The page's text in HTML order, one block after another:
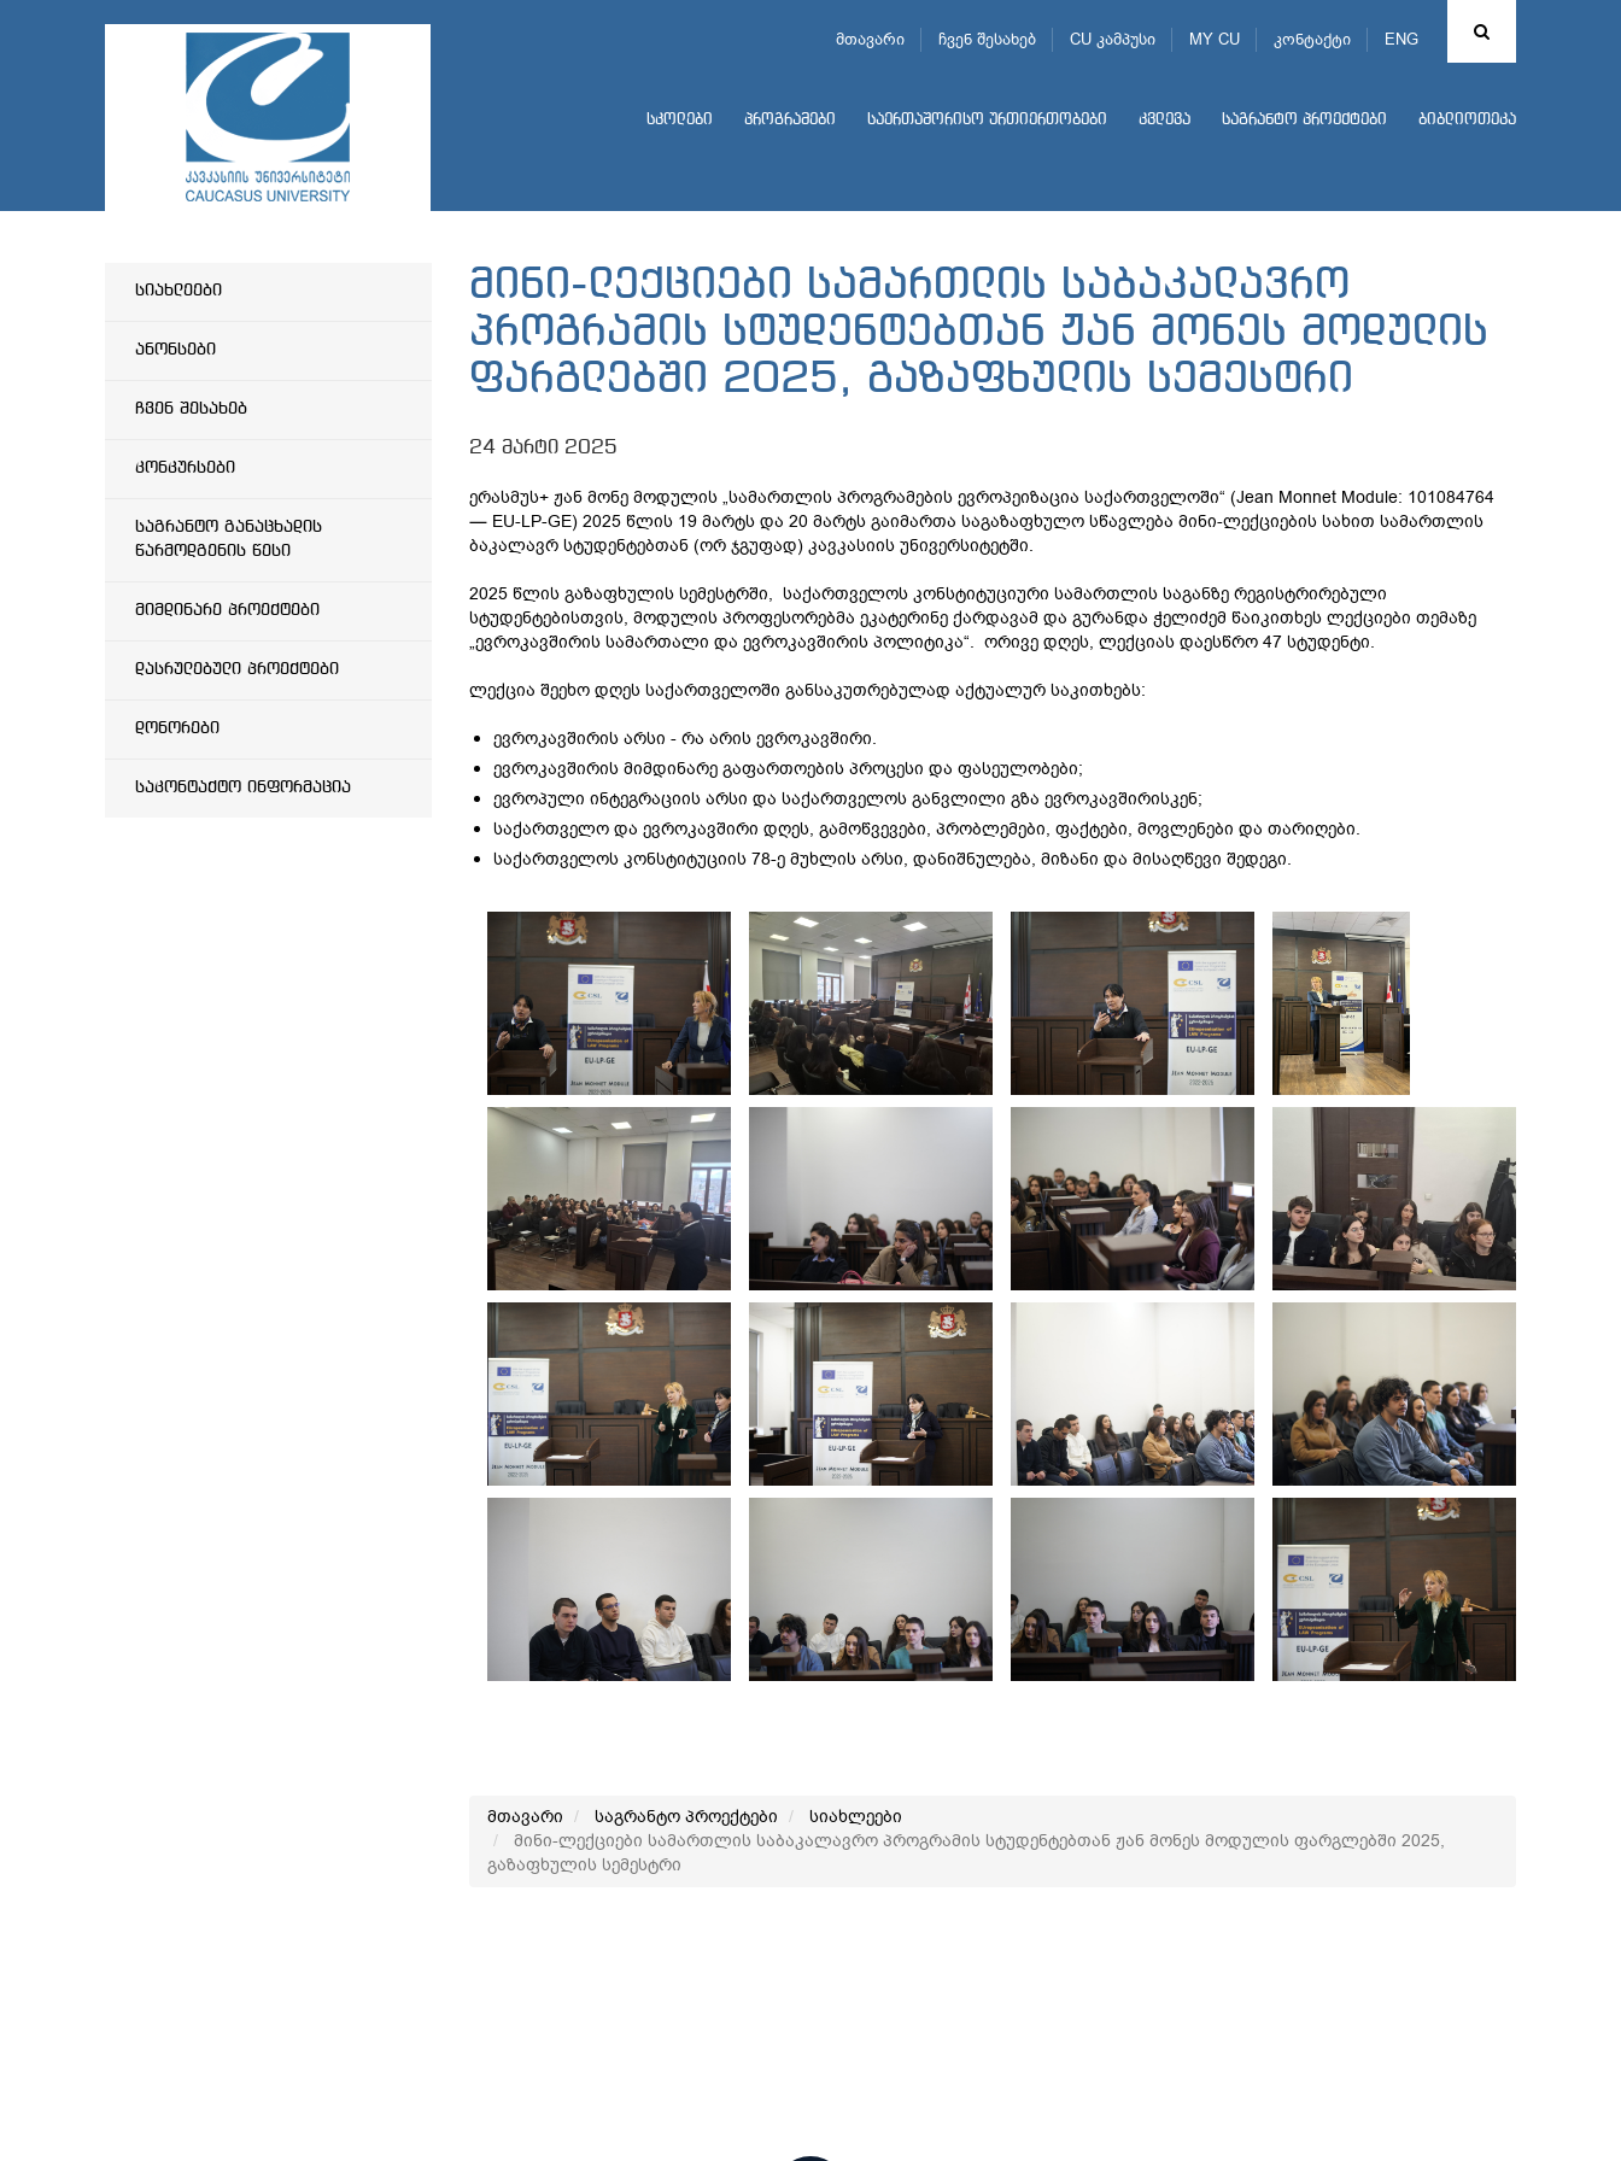
ENG
მთავარი ჩვენ შესახებ CU კამპუსი MY CU კონტაქტი
სკოლები პროგრამები საერთაშორისო ურთიერთობები კვლევა საგრანტო პროექტები ბიბლიოთეკა
სიახლეები
ანონსები
ჩვენ შესახებ
კონკურსები
საგრანტო განაცხადის
წარმოდგენის წესი
მიმდინარე პროექტები
დასრულებული პროექტები
დონორები
საკონტაქტო ინფორმაცია
მინი-ლექციები სამართლის საბაკალავრო
პროგრამის სტუდენტებთან ჟან მონეს მოდულის
ფარგლებში 2025, გაზაფხულის სემესტრი
24 მარტი 2025
ერასმუს+ ჟან მონე მოდულის „სამართლის პროგრამების ევროპეიზაცია საქართველოში“ (Jean Monnet Module: 101084764
— EU-LP-GE) 2025 წლის 19 მარტს და 20 მარტს გაიმართა საგაზაფხულო სწავლება მინი-ლექციების სახით სამართლის
ბაკალავრ სტუდენტებთან (ორ ჯგუფად) კავკასიის უნივერსიტეტში.
2025 წლის გაზაფხულის სემესტრში, საქართველოს კონსტიტუციური სამართლის საგანზე რეგისტრირებული
სტუდენტებისთვის, მოდულის პროფესორებმა ეკატერინე ქარდავამ და გურანდა ჭელიძემ წაიკითხეს ლექციები თემაზე
„ევროკავშირის სამართალი და ევროკავშირის პოლიტიკა“. ორივე დღეს, ლექციას დაესწრო 47 სტუდენტი.
ლექცია შეეხო დღეს საქართველოში განსაკუთრებულად აქტუალურ საკითხებს:
ევროკავშირის არსი - რა არის ევროკავშირი.
ევროკავშირის მიმდინარე გაფართოების პროცესი და ფასეულობები;
ევროპული ინტეგრაციის არსი და საქართველოს განვლილი გზა ევროკავშირისკენ;
საქართველო და ევროკავშირი დღეს, გამოწვევები, პრობლემები, ფაქტები, მოვლენები და თარიღები.
საქართველოს კონსტიტუციის 78-ე მუხლის არსი, დანიშნულება, მიზანი და მისაღწევი შედეგი.
მთავარი საგრანტო პროექტები
სიახლეები
მინი-ლექციები სამართლის საბაკალავრო პროგრამის სტუდენტებთან ჟან მონეს მოდულის ფარგლებში 2025,
გაზაფხულის სემესტრი